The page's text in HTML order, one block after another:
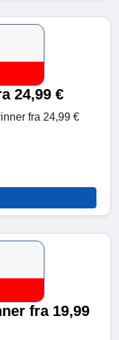
24,99 €
fra 24,99 €
fra 19,99